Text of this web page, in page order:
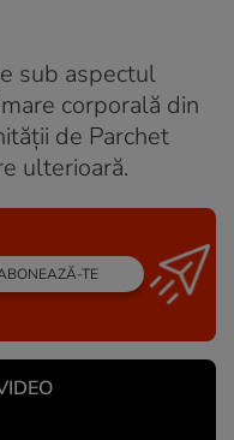
sub aspectul
corporală din
de Parchet
ulterioară.
TE